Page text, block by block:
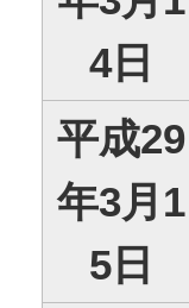
4日
平成29
年3月1
5日